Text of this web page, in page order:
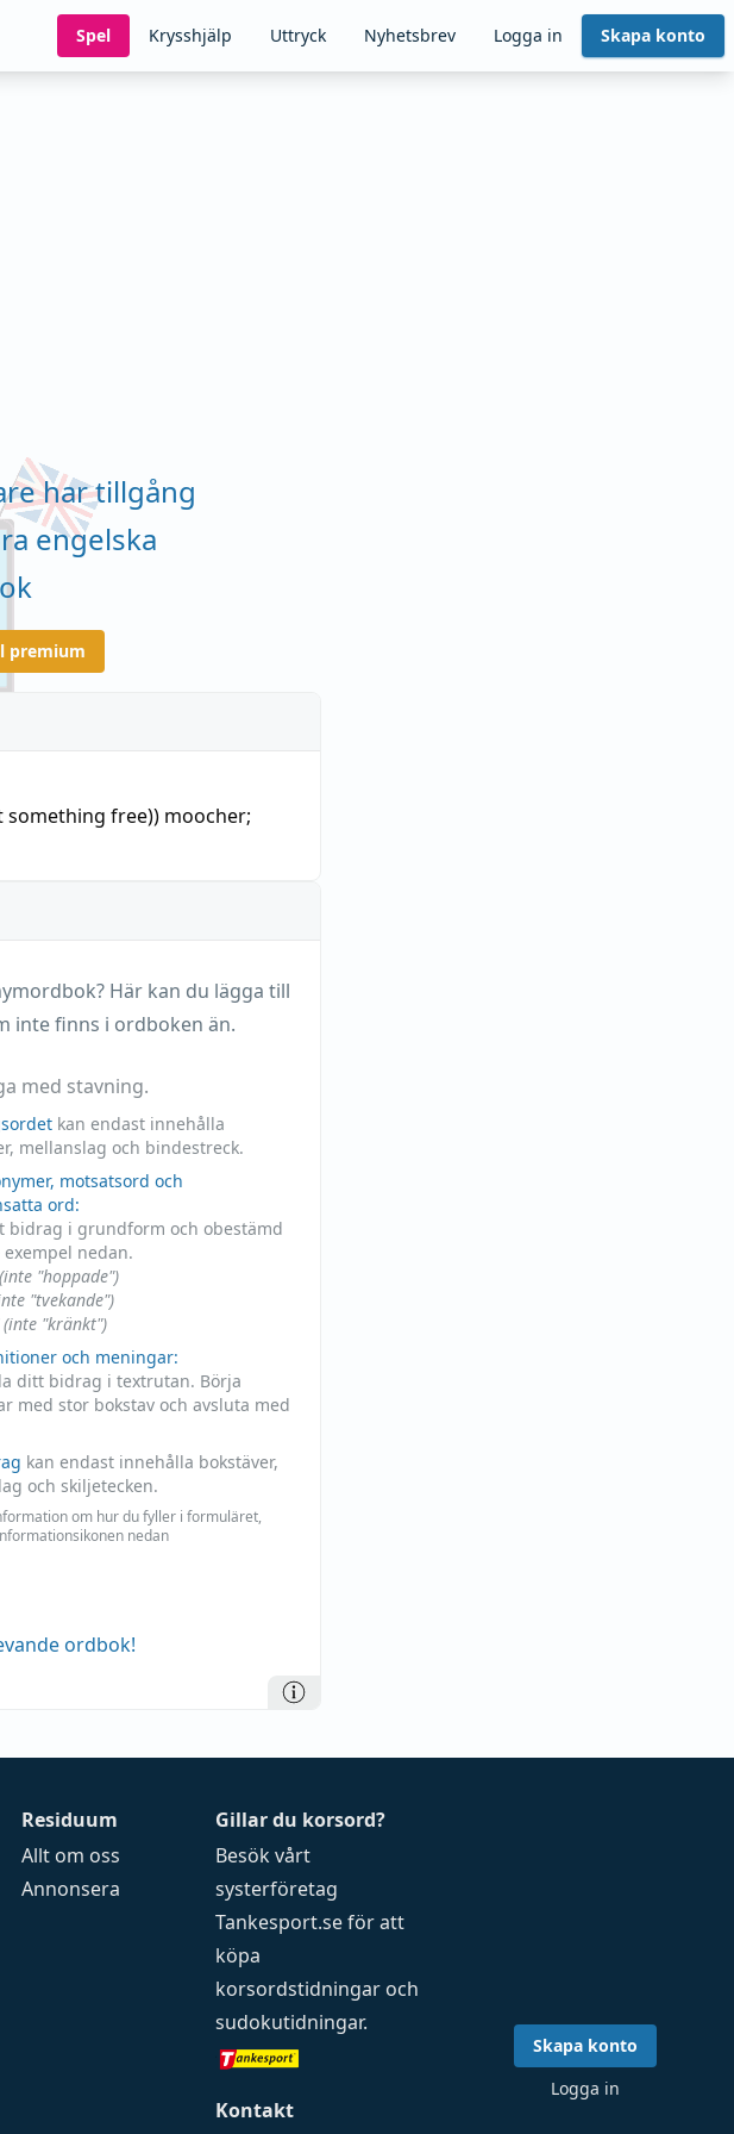
Spel Krysshjälp Uttryck Nyhetsbrev Logga in Skapa konto
har tillgång
engelska
premium
something free)) moocher;
Här kan du lägga till
inte finns i ordboken än.
med stavning.
kan endast innehålla
mellanslag och bindestreck.
motsatsord och
ord:
bidrag i grundform och obestämd
nedan.
"hoppade")
"tvekande")
"kränkt")
och meningar:
ditt bidrag i textrutan. Börja
med stor bokstav och avsluta med
kan endast innehålla bokstäver,
och skiljetecken.
om hur du fyller i formuläret,
nedan
ordbok!
Residuum
Allt om oss
Annonsera
Gillar du korsord?
Besök vårt
systerföretag
Tankesport.seför att
köpa
korsordstidningar och
sudokutidningar.
Kontakt
Skapa konto
Logga in